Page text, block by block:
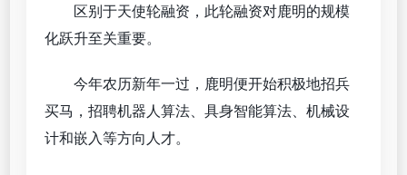
区别于天使轮融资，此轮融资对鹿明的规模
化跃升至关重要。
今年农历新年一过，鹿明便开始积极地招兵
买马，招聘机器人算法、具身智能算法、机械设
计和嵌入等方向人才。